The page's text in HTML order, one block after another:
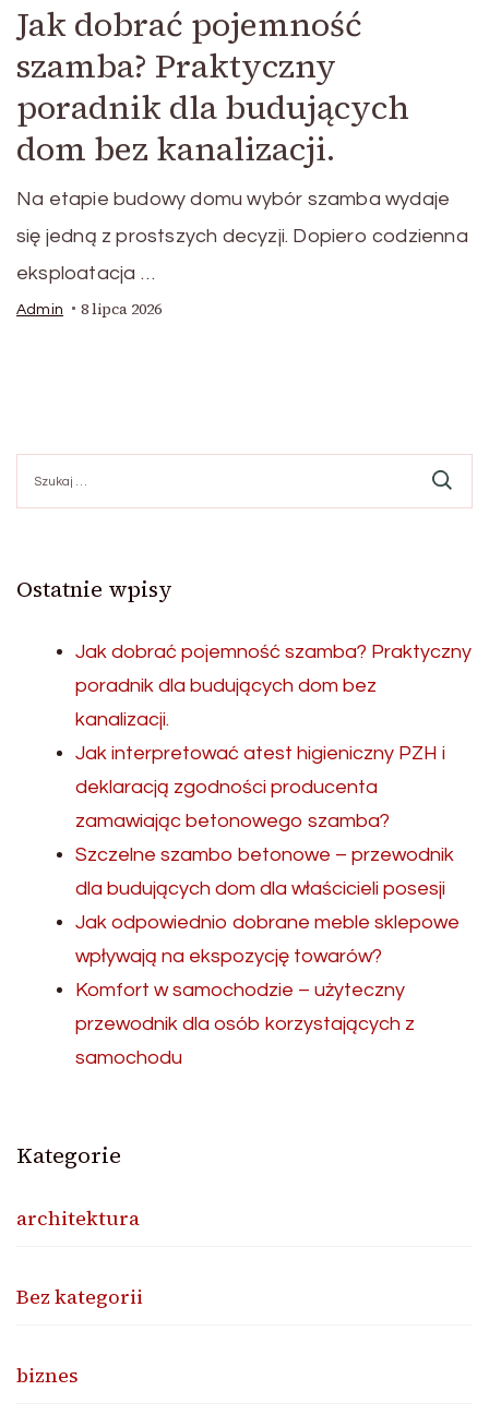
Jak dobrać pojemność
szamba? Praktyczny
poradnik dla budujących
dom bez kanalizacji.
Na etapie budowy domu wybór szamba wydaje
się jedną z prostszych decyzji. Dopiero codzienna
eksploatacja …
Admin 8 lipca 2026
Ostatnie wpisy
Jak dobrać pojemność szamba? Praktyczny
poradnik dla budujących dom bez
kanalizacji.
Jak interpretować atest higieniczny PZH i
deklaracją zgodności producenta
zamawiając betonowego szamba?
Szczelne szambo betonowe – przewodnik
dla budujących dom dla właścicieli posesji
Jak odpowiednio dobrane meble sklepowe
wpływają na ekspozycję towarów?
Komfort w samochodzie – użyteczny
przewodnik dla osób korzystających z
samochodu
Kategorie
architektura
Bez kategorii
biznes